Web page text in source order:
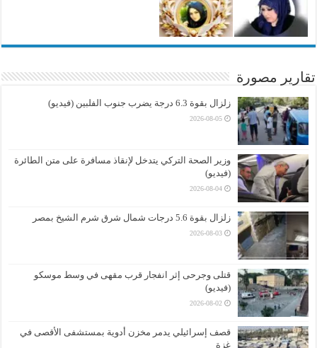
تقارير مصورة
زلزال بقوة 6.3 درجة يضرب جنوب الفلبين (فيديو)
2026-08-05
وزير الصحة التركي يتدخل لإنقاذ مسافرة على متن الطائرة
(فيديو)
2026-08-04
زلزال بقوة 5.6 درجات شمال شرق شرم الشيخ بمصر
2026-08-03
قتلى وجرحى إثر انفجار قرب مقهى في وسط موسكو
(فيديو)
2026-08-02
قصف إسرائيلي يدمر مخزن أدوية بمستشفى الأقصى في
غزة